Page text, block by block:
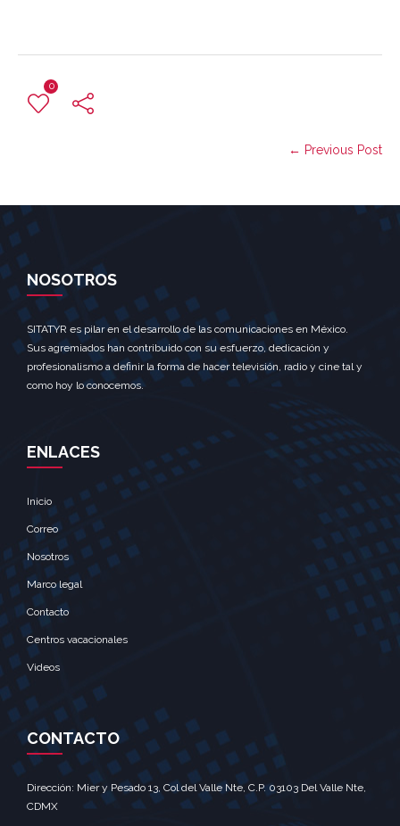
0
← Previous Post
NOSOTROS
SITATYR es pilar en el desarrollo de las comunicaciones en México.
Sus agremiados han contribuido con su esfuerzo, dedicación y
profesionalismo a definir la forma de hacer televisión, radio y cine tal y
como hoy lo conocemos.
ENLACES
Inicio
Correo
Nosotros
Marco legal
Contacto
Centros vacacionales
Videos
CONTACTO
Dirección: Mier y Pesado 13, Col del Valle Nte, C.P. 03103 Del Valle Nte,
CDMX‎